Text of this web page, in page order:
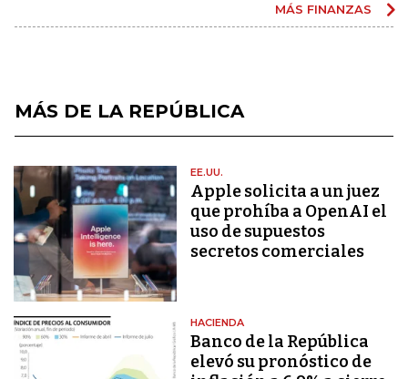
MÁS FINANZAS
MÁS DE LA REPÚBLICA
EE.UU.
Apple solicita a un juez
que prohíba a OpenAI el
uso de supuestos
secretos comerciales
HACIENDA
Banco de la República
elevó su pronóstico de